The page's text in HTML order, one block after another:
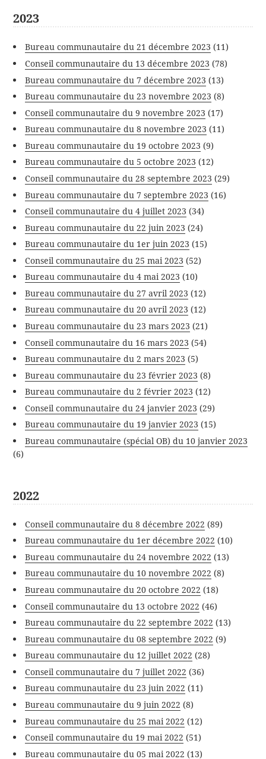
2023
Bureau communautaire du 21 décembre 2023 (11)
Conseil communautaire du 13 décembre 2023 (78)
Bureau communautaire du 7 décembre 2023 (13)
Bureau communautaire du 23 novembre 2023 (8)
Conseil communautaire du 9 novembre 2023 (17)
Bureau communautaire du 8 novembre 2023 (11)
Bureau communautaire du 19 octobre 2023 (9)
Bureau communautaire du 5 octobre 2023 (12)
Conseil communautaire du 28 septembre 2023 (29)
Bureau communautaire du 7 septembre 2023 (16)
Conseil communautaire du 4 juillet 2023 (34)
Bureau communautaire du 22 juin 2023 (24)
Bureau communautaire du 1er juin 2023 (15)
Conseil communautaire du 25 mai 2023 (52)
Bureau communautaire du 4 mai 2023 (10)
Bureau communautaire du 27 avril 2023 (12)
Bureau communautaire du 20 avril 2023 (12)
Bureau communautaire du 23 mars 2023 (21)
Conseil communautaire du 16 mars 2023 (54)
Bureau communautaire du 2 mars 2023 (5)
Bureau communautaire du 23 février 2023 (8)
Bureau communautaire du 2 février 2023 (12)
Conseil communautaire du 24 janvier 2023 (29)
Bureau communautaire du 19 janvier 2023 (15)
Bureau communautaire (spécial OB) du 10 janvier 2023
(6)
2022
Conseil communautaire du 8 décembre 2022 (89)
Bureau communautaire du 1er décembre 2022 (10)
Bureau communautaire du 24 novembre 2022 (13)
Bureau communautaire du 10 novembre 2022 (8)
Bureau communautaire du 20 octobre 2022 (18)
Conseil communautaire du 13 octobre 2022 (46)
Bureau communautaire du 22 septembre 2022 (13)
Bureau communautaire du 08 septembre 2022 (9)
Bureau communautaire du 12 juillet 2022 (28)
Conseil communautaire du 7 juillet 2022 (36)
Bureau communautaire du 23 juin 2022 (11)
Bureau communautaire du 9 juin 2022 (8)
Bureau communautaire du 25 mai 2022 (12)
Conseil communautaire du 19 mai 2022 (51)
Bureau communautaire du 05 mai 2022 (13)